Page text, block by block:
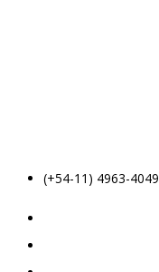
(+54-11) 4963-4049